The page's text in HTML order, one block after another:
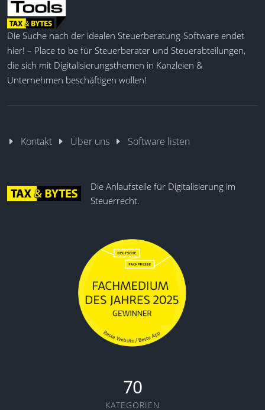
Die Suche nach der idealen Steuerberatung-Software endet
hier! – Place to be für Steuerberater und Steuerabteilungen,
die sich mit Digitalisierungsthemen in Kanzleien &
Unternehmen beschäftigen wollen!
Kontakt Über uns Software listen
Die Anlaufstelle für Digitalisierung im
Steuerrecht.
70
KATEGORIEN